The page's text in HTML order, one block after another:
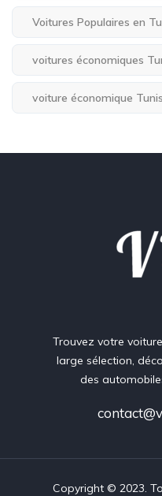
Voitures Populaires en
voitures économiques
voiture économique
Trouvez votre
large sélection,
des
Copyright © 2023.